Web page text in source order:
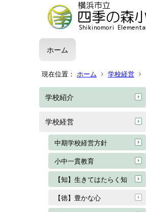
ホーム
現在位置： ホーム 学校経営
学校紹介
学校経営
中期学校経営方針
小中一貫教育
【知】生きてはたらく知
【徳】豊かな心